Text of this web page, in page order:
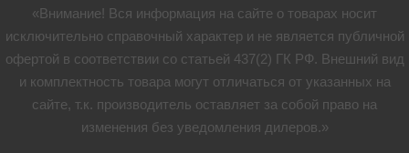
«Внимание! Вся информация на сайте о товарах носит
исключительно справочный характер и не является публичной
офертой в соответствии со статьей 437(2) ГК РФ. Внешний вид
и комплектность товара могут отличаться от указанных на
сайте, т.к. производитель оставляет за собой право на
изменения без уведомления дилеров.»